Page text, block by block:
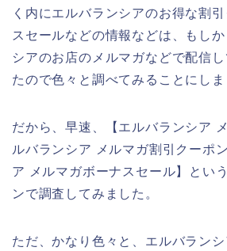
く内にエルバランシアのお得な割
スセールなどの情報などは、もし
シアのお店のメルマガなどで配信
たので色々と調べてみることにしま
だから、早速、【エルバランシア
ルバランシア メルマガ割引クーポ
ア メルマガボーナスセール】とい
ンで調査してみました。
ただ、かなり色々と、エルバラン